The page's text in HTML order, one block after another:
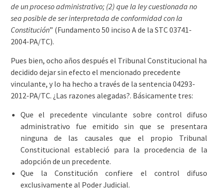
de un proceso administrativo; (2) que la ley cuestionada no
sea posible de ser interpretada de conformidad con la
Constitución” (Fundamento 50 inciso A de la STC 03741-
2004-PA/TC).
Pues bien, ocho años después el Tribunal Constitucional ha
decidido dejar sin efecto el mencionado precedente
vinculante, y lo ha hecho a través de la sentencia 04293-
2012-PA/TC. ¿Las razones alegadas?. Básicamente tres:
Que el precedente vinculante sobre control difuso
administrativo fue emitido sin que se presentara
ninguna de las causales que el propio Tribunal
Constitucional estableció para la procedencia de la
adopción de un precedente.
Que la Constitución confiere el control difuso
exclusivamente al Poder Judicial.